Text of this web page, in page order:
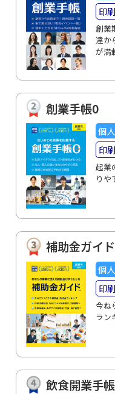
印
創業
達か
が満
創業手帳0
個
印
起業
りや
補助金ガイド
個
印
今ね
ラン
飲食開業手帳